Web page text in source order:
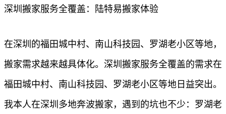
深圳搬家服务全覆盖：陆特易搬家体验
在深圳的福田城中村、南山科技园、罗湖老小区等地，
搬家需求越来越具体化。深圳搬家服务全覆盖的需求在
福田城中村、南山科技园、罗湖老小区等地日益突出。
我本人在深圳多地奔波搬家，遇到的坑也不少：罗湖老